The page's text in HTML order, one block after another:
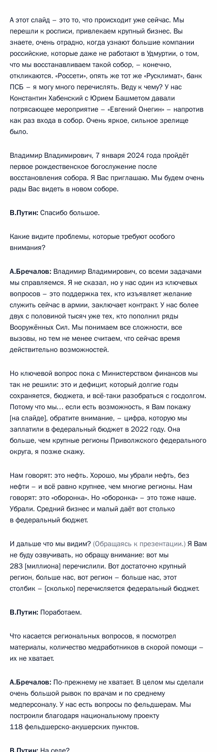
А этот слайд – это то, что происходит уже сейчас. Мы
перешли к росписи, привлекаем крупный бизнес. Вы
знаете, очень отрадно, когда узнают большие компании
российские, которые даже не работают в Удмуртии, о том,
что мы восстанавливаем такой собор, – конечно,
откликаются. «Россети», опять же тот же «Русклимат», банк
ПСБ – я могу много перечислять. Веду к чему? У нас
Константин Хабенский с Юрием Башметом давали
потрясающее мероприятие – «Евгений Онегин» – напротив
как раз входа в собор. Очень яркое, сильное зрелище
было.
Владимир Владимирович, 7 января 2024 года пройдёт
первое рождественское богослужение после
восстановления собора. Я Вас приглашаю. Мы будем очень
рады Вас видеть в новом соборе.
В.Путин: Спасибо большое.
Какие видите проблемы, которые требуют особого
внимания?
А.Бречалов: Владимир Владимирович, со всеми задачами
мы справляемся. Я не сказал, но у нас один из ключевых
вопросов – это поддержка тех, кто изъявляет желание
служить сейчас в армии, заключает контракт. У нас более
двух с половиной тысяч уже тех, кто пополнил ряды
Вооружённых Сил. Мы понимаем все сложности, все
вызовы, но тем не менее считаем, что сейчас время
действительно возможностей.
Но ключевой вопрос пока с Министерством финансов мы
так не решили: это и дефицит, который долгие годы
сохраняется, бюджета, и всё-таки разобраться с госдолгом.
Потому что мы… если есть возможность, я Вам покажу
[на слайде], обратите внимание, – цифра, которую мы
заплатили в федеральный бюджет в 2022 году. Она
больше, чем крупные регионы Приволжского федерального
округа, я позже скажу.
Нам говорят: это нефть. Хорошо, мы убрали нефть, без
нефти – и всё равно крупнее, чем многие регионы. Нам
говорят: это «оборонка». Но «оборонка» – это тоже наше.
Убрали. Средний бизнес и малый даёт вот столько
в федеральный бюджет.
И дальше что мы видим? (Обращаясь к презентации.) Я Вам
не буду озвучивать, но обращу внимание: вот мы
283 [миллиона] перечислили. Вот достаточно крупный
регион, больше нас, вот регион – больше нас, этот
столбик – [сколько] перечисляется федеральный бюджет.
В.Путин: Поработаем.
Что касается региональных вопросов, я посмотрел
материалы, количество медработников в скорой помощи –
их не хватает.
А.Бречалов: По-прежнему не хватает. В целом мы сделали
очень большой рывок по врачам и по среднему
медперсоналу. У нас есть вопросы по фельдшерам. Мы
построили благодаря национальному проекту
118 фельдшерско-акушерских пунктов.